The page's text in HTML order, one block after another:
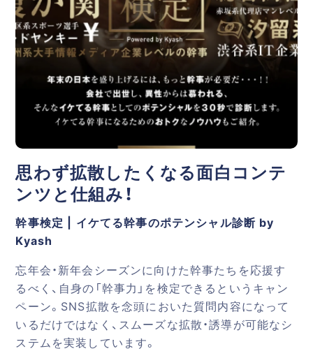
思わず拡散したくなる面白コンテ
ンツと仕組み！
幹事検定 | イケてる幹事のポテンシャル診断 by
Kyash
忘年会・新年会シーズンに向けた幹事たちを応援す
るべく、自身の「幹事力」を検定できるというキャン
ペーン。SNS拡散を念頭においた質問内容になって
いるだけではなく、スムーズな拡散・誘導が可能なシ
ステムを実装しています。